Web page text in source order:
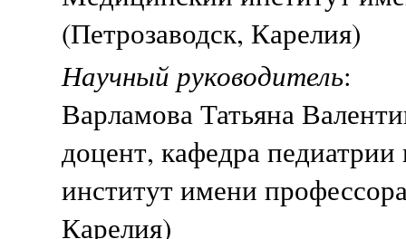
(Петрозаводск, Карелия)
Научный руководитель:
Варламова Татьяна
доцент, кафедра
институт имени
Карелия)